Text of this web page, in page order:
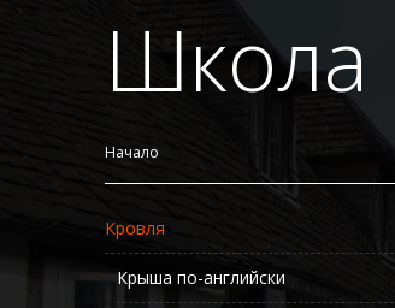
Школа
Начало
Кровля
Крыша по-английски